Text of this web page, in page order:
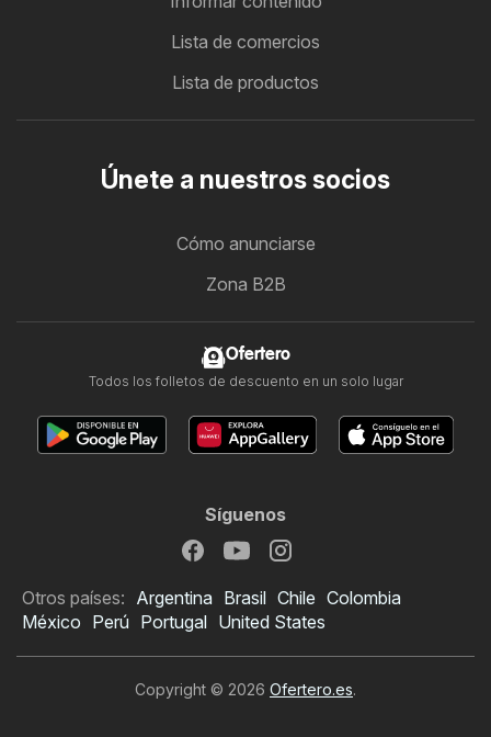
Lista de comercios
Lista de productos
Únete a nuestros socios
Cómo anunciarse
Zona B2B
Ofertero
Todos los folletos de descuento en un solo lugar
Síguenos
Otros países: Argentina Brasil Chile Colombia
México Perú Portugal United States
Copyright © 2026 Ofertero.es.